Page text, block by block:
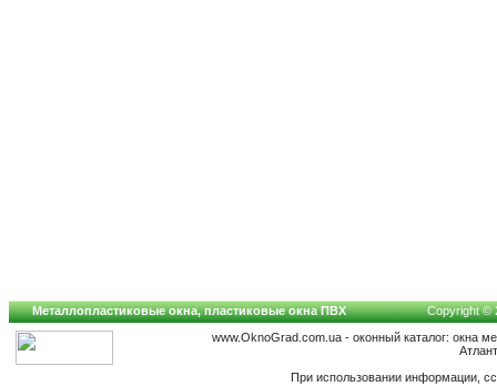
Металлопластиковые окна, пластиковые окна ПВХ
Copyright ©
www.OknoGrad.com.ua - оконный каталог: окна
При использовании информации,